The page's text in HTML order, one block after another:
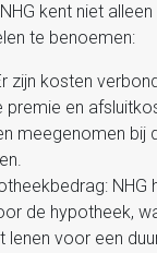
kent niet
te benoemen:
zijn kosten
premie en
meegenomen bij
NHG
de hypotheek,
lenen voor een